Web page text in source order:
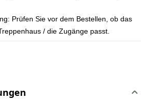
Prüfen Sie vor dem Bestellen, ob das
/ die Zugänge passt.